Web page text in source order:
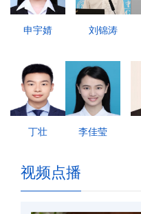
申宇婧 刘锦涛
丁壮 李佳莹
视频点播